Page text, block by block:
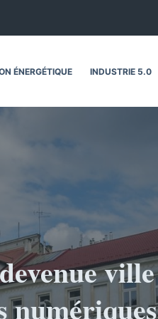
ÉNERGÉTIQUE INDUSTRIE 5.0
ville
numériques